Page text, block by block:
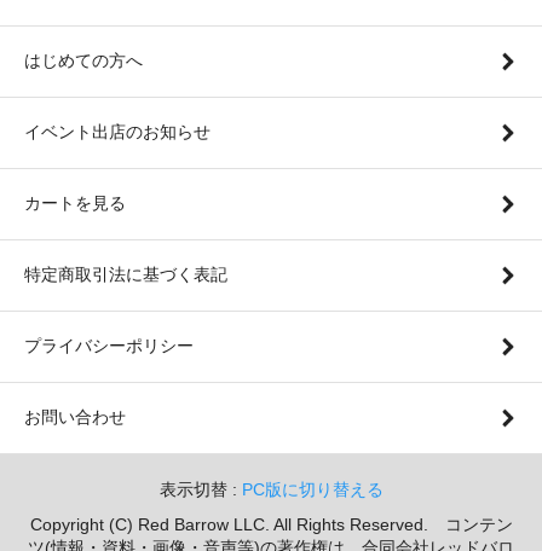
はじめての方へ
イベント出店のお知らせ
カートを見る
特定商取引法に基づく表記
プライバシーポリシー
お問い合わせ
表示切替 : PC版に切り替える
Copyright (C) Red Barrow LLC. All Rights Reserved. コンテン